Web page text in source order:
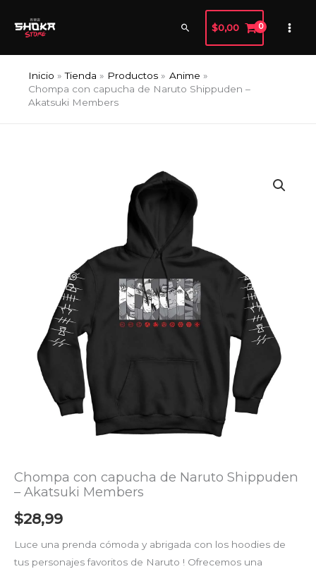
Buscar
$0,00
Inicio Tienda Productos
Anime
Chompa con capucha de Naruto Shippuden –
Akatsuki Members
Chompa con capucha de Naruto Shippuden
– Akatsuki Members
$28,99
Luce una prenda cómoda y abrigada con los hoodies de
tus personajes favoritos de Naruto ! Ofrecemos una
Members
cantidad